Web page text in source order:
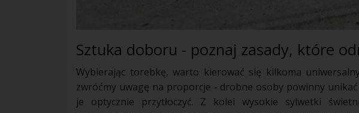
Sztuka doboru - poznaj zasady, które
Wybierając torebkę, warto kierować się kilkoma
zwróćmy uwagę na proporcje - drobne osoby powinny
je optycznie przytłoczyć. Z kolei wysokie sylwetki